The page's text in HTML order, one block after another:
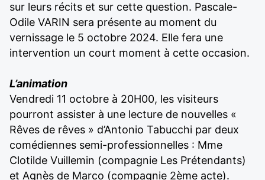
sur leurs récits et sur cette question. Pascale-
Odile VARIN sera présente au moment du
vernissage le 5 octobre 2024. Elle fera une
intervention un court moment à cette occasion.
L’animation
Vendredi 11 octobre à 20H00, les visiteurs
pourront assister à une lecture de nouvelles «
Rêves de rêves » d’Antonio Tabucchi par deux
comédiennes semi-professionnelles : Mme
Clotilde Vuillemin (compagnie Les Prétendants)
et Agnès de Marco (compagnie 2ème acte).